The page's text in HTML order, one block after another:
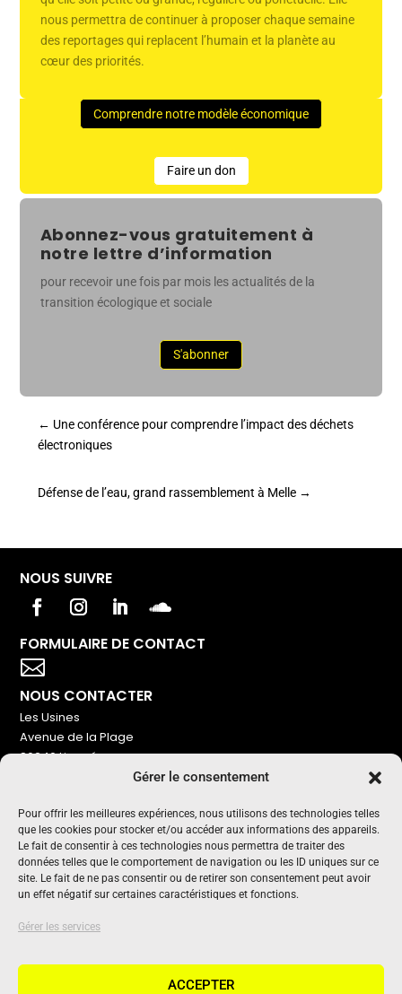
Gérer le consentement
Pour offrir les meilleures expériences, nous utilisons des technologies telles
que les cookies pour stocker et/ou accéder aux informations des appareils.
Le fait de consentir à ces technologies nous permettra de traiter des
données telles que le comportement de navigation ou les ID uniques sur ce
site. Le fait de ne pas consentir ou de retirer son consentement peut avoir
un effet négatif sur certaines caractéristiques et fonctions.
Gérer les services
ACCEPTER
nous permettra de continuer à proposer chaque semaine
des reportages qui replacent l’humain et la planète au
cœur des priorités.
Comprendre notre modèle économique
Faire un don
Abonnez-vous gratuitement à
notre lettre d’information
pour recevoir une fois par mois les actualités de la
transition écologique et sociale
S'abonner
← Une conférence pour comprendre l’impact des déchets
électroniques
Défense de l’eau, grand rassemblement à Melle →
NOUS SUIVRE
FORMULAIRE DE CONTACT

NOUS CONTACTER
Les Usines
Avenue de la Plage
86240 Ligugé
NOUS SOUTENIR
Pour maintenir un média indépendant, gratuit et sans
publicité
Oui !